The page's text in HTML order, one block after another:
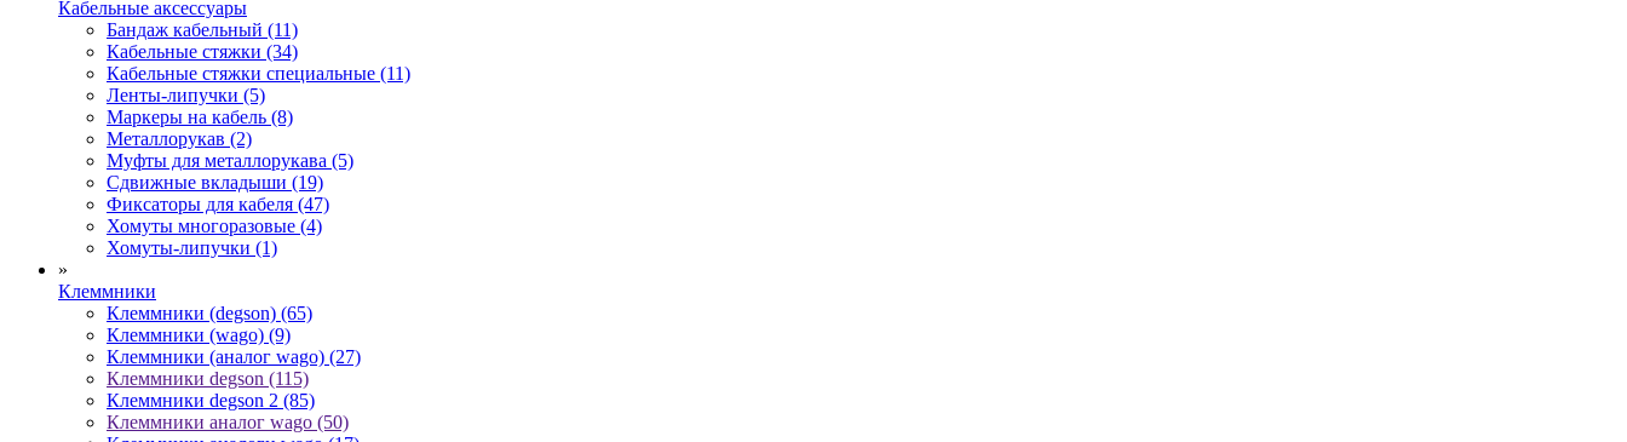
Кабельные аксессуары
Бандаж кабельный (11)
Кабельные стяжки (34)
Кабельные стяжки специальные (11)
Ленты-липучки (5)
Маркеры на кабель (8)
Металлорукав (2)
Муфты для металлорукава (5)
Сдвижные вкладыши (19)
Фиксаторы для кабеля (47)
Хомуты многоразовые (4)
Хомуты-липучки (1)
»
Клеммники
Клеммники (degson) (65)
Клеммники (wago) (9)
Клеммники (аналог wago) (27)
Клеммники degson (115)
Клеммники degson 2 (85)
Клеммники аналог wago (50)